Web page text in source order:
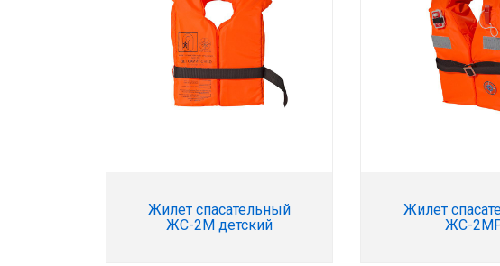
Жилет спасательный
ЖС-2М детский
Жилет
ЖС-